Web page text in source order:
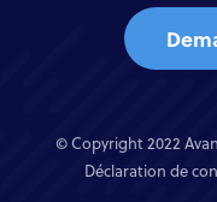
© Copyright 2022
Déclaration de